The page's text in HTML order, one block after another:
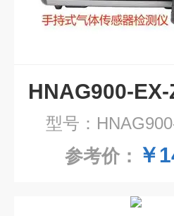
型号：
参考价： ￥